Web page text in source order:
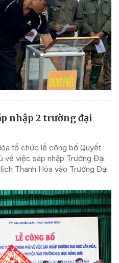
nhập 2 trường đại
tổ chức lễ công bố Quyết
về việc sáp nhập Trường Đại
Thanh Hóa vào Trường Đại